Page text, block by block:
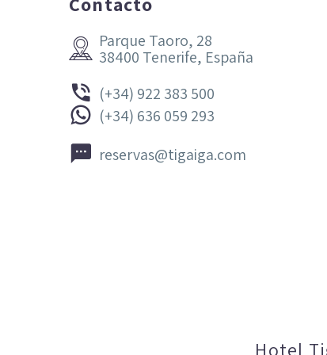

 Parque Taoro, 28
38400 Tenerife, España

 (+34) 922 383 500

 (+34) 636 059 293

 reservas@tigaiga.com
Hotel